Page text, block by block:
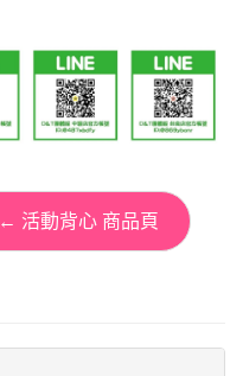
← 活動背心 商品頁